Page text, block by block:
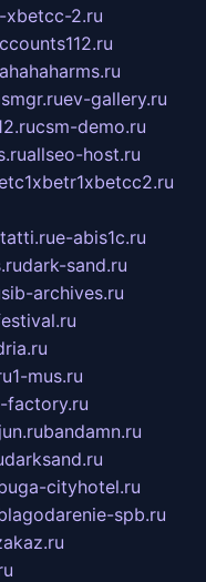
xbetcc-2.ru
ev-gallery.ru
csm-demo.ru
allseo-host.ru
e-abis1c.ru
dark-sand.ru
sib-archives.ru
1-mus.ru
factory.ru
bandamn.ru
darksand.ru
cityhotel.ru
spb.ru